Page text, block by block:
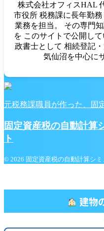
株式会社オフィスHAL
市役所 税務課に長年勤
業務を担当。 その専門
を このサイトで公開し
政書士として 相続登記
気仙沼を中心に
元税務課職員が作った、固
固定資産税の自動計算
ト
© 2026 固定資産税の自動計算シ
建物